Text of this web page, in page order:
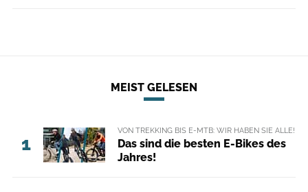
MEIST GELESEN
1
VON TREKKING BIS E-MTB: WIR HABEN SIE ALLE!
Das sind die besten E-Bikes des
Jahres!